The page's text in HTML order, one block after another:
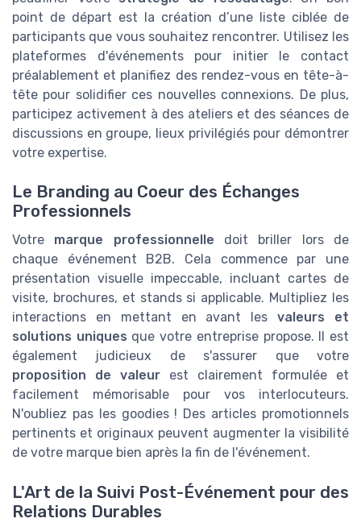
point de départ est la création d’une liste ciblée de
participants que vous souhaitez rencontrer. Utilisez les
plateformes d'événements pour initier le contact
préalablement et planifiez des rendez-vous en tête-à-
tête pour solidifier ces nouvelles connexions. De plus,
participez activement à des ateliers et des séances de
discussions en groupe, lieux privilégiés pour démontrer
votre expertise.
Le Branding au Coeur des Échanges
Professionnels
Votre marque professionnelle doit briller lors de
chaque événement B2B. Cela commence par une
présentation visuelle impeccable, incluant cartes de
visite, brochures, et stands si applicable. Multipliez les
interactions en mettant en avant lesvaleurs et
solutions uniques que votre entreprise propose. Il est
également judicieux de s'assurer que votre
proposition de valeur est clairement formulée et
facilement mémorisable pour vos interlocuteurs.
N'oubliez pas les goodies ! Des articles promotionnels
pertinents et originaux peuvent augmenter la visibilité
de votre marque bien après la fin de l'événement.
L'Art de la Suivi Post-Événement pour des
Relations Durables